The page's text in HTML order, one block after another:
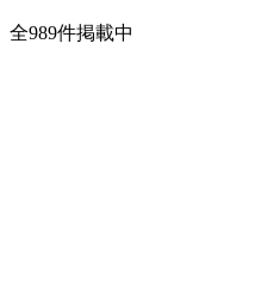
全989件掲載中